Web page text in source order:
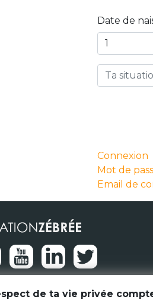
Date de
Year
Connexion
Mot de
Email de
de ta vie privée